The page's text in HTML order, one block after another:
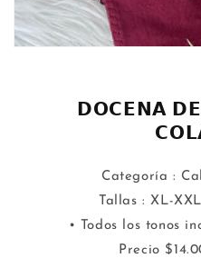
𝗗𝗢𝗖𝗘𝗡𝗔
Categoría :
Tallas : XL-
• Todos los tonos
Precio